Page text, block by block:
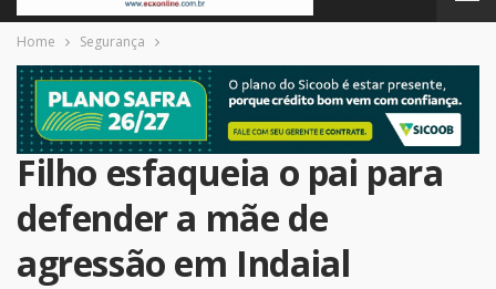
Home Segurança
Filho esfaqueia o pai para
defender a mãe de
agressão em Indaial